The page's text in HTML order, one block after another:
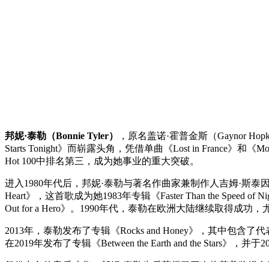
邦妮·泰勒（Bonnie Tyler）
，原名盖诺·霍普金斯（Gaynor
Starts Tonight》而崭露头角，凭借单曲《Lost in France》和《
Hot 100中排名第三，成为她事业的重大突破。
进入1980年代后，邦妮·泰勒与著名作曲家兼制作人吉姆·斯泰
Heart》，这首歌成为她1983年专辑《Faster Than the Speed
Out for a Hero》。1990年代，泰勒在欧洲大陆继续取得成功
2013年，泰勒发布了专辑《Rocks and Honey》，其中包含了
在2019年发布了专辑《Between the Earth and the Stars》，并于